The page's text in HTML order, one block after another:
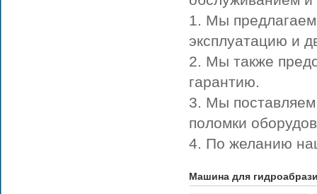
1. Мы
эксплуатацию и
2. Мы также
гарантию.
3. Мы
поломки
4. По желанию
Машина для